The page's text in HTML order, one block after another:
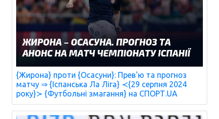
{Жирона} проти {Осасуни}: Прев'ю та прогноз
матчу ⇒ {Іспанська Ла Ліга} ≺{29 серпня 2024
року}≻ {Футбольні змагання} на СПОРТ.UA